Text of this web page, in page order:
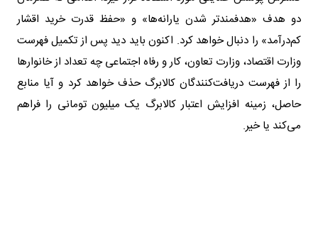
دو هدف «هدفمندتر شدن یارانه‌ها» و «حفظ قدرت خرید اقشار
کم‌درآمد» را دنبال خواهد کرد. اکنون باید دید پس از تکمیل فهرست
وزارت اقتصاد، وزارت تعاون، کار و رفاه اجتماعی چه تعداد از خانوار‌ها
را از فهرست دریافت‌کنندگان کالابرگ حذف خواهد کرد و آیا منابع
حاصل، زمینه افزایش اعتبار کالابرگ یک میلیون تومانی را فراهم
می‌کند یا خیر.